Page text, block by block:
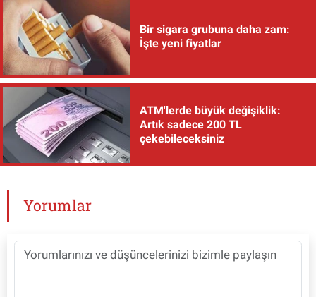
Bir sigara grubuna daha zam:
İşte yeni fiyatlar
ATM'lerde büyük değişiklik:
Artık sadece 200 TL
çekebileceksiniz
Yorumlar